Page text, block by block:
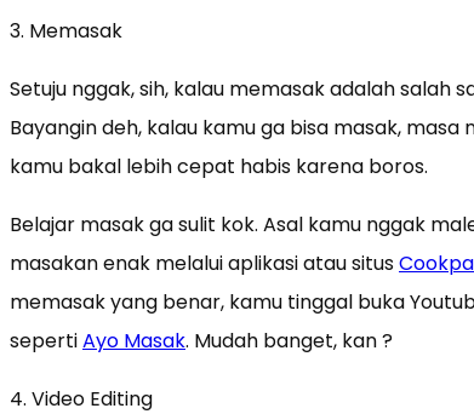
3. Memasak
Setuju nggak, sih, kalau memasak adalah salah
Bayangin deh, kalau kamu ga bisa masak,
kamu bakal lebih cepat habis karena boros.
Belajar masak ga sulit kok. Asal kamu nggak
masakan enak melalui aplikasi atau situs
memasak yang benar, kamu tinggal buka
sepertiAyo Masak. Mudah banget, kan ?
4. Video Editing